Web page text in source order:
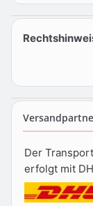
Der
erfolgt mit